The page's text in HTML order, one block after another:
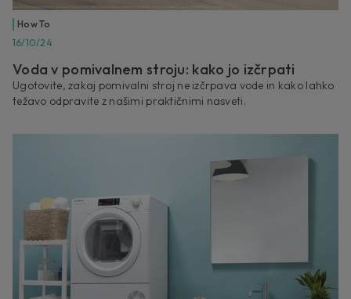
How To
16/10/24
Voda v pomivalnem stroju: kako jo izčrpati
Ugotovite, zakaj pomivalni stroj ne izčrpava vode in kako lahko
težavo odpravite z našimi praktičnimi nasveti.